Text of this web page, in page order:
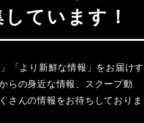
ています！
「より新鮮な情報」をお届けす
らの身近な情報、スクープ動
さんの情報をお待ちしておりま